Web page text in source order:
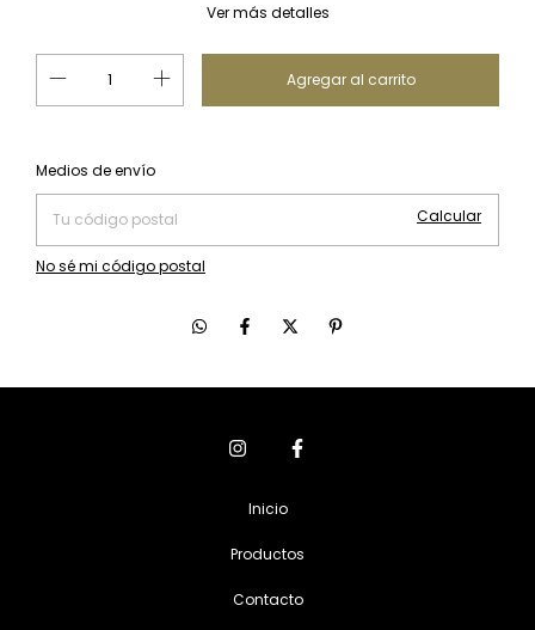
Ver más detalles
Entregas para el CP:
Medios de envío
Calcular
No sé mi código postal
Inicio
Productos
Contacto